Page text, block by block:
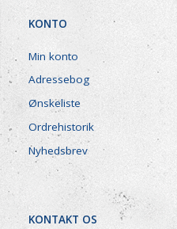
KONTO
Min konto
Adressebog
Ønskeliste
Ordrehistorik
Nyhedsbrev
KONTAKT OS